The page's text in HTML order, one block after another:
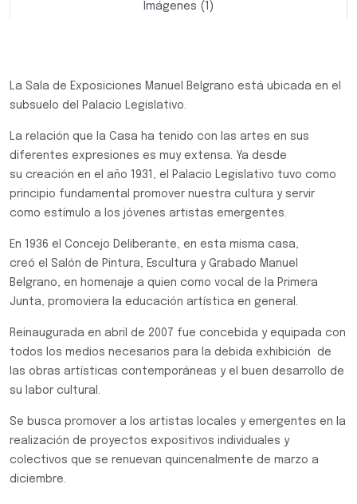
Imágenes (1)
La Sala de Exposiciones Manuel Belgrano está ubicada en el
subsuelo del Palacio Legislativo.
La relación que la Casa ha tenido con las artes en sus
diferentes expresiones es muy extensa. Ya desde
su creación en el año 1931, el Palacio Legislativo tuvo como
principio fundamental promover nuestra cultura y servir
como estímulo a los jóvenes artistas emergentes.
En 1936 el Concejo Deliberante, en esta misma casa,
creó el Salón de Pintura, Escultura y Grabado Manuel
Belgrano, en homenaje a quien como vocal de la Primera
Junta, promoviera la educación artística en general.
Reinaugurada en abril de 2007 fue concebida y equipada con
todos los medios necesarios para la debida exhibición de
las obras artísticas contemporáneas y el buen desarrollo de
su labor cultural.
Se busca promover a los artistas locales y emergentes en la
realización de proyectos expositivos individuales y
colectivos que se renuevan quincenalmente de marzo a
diciembre.